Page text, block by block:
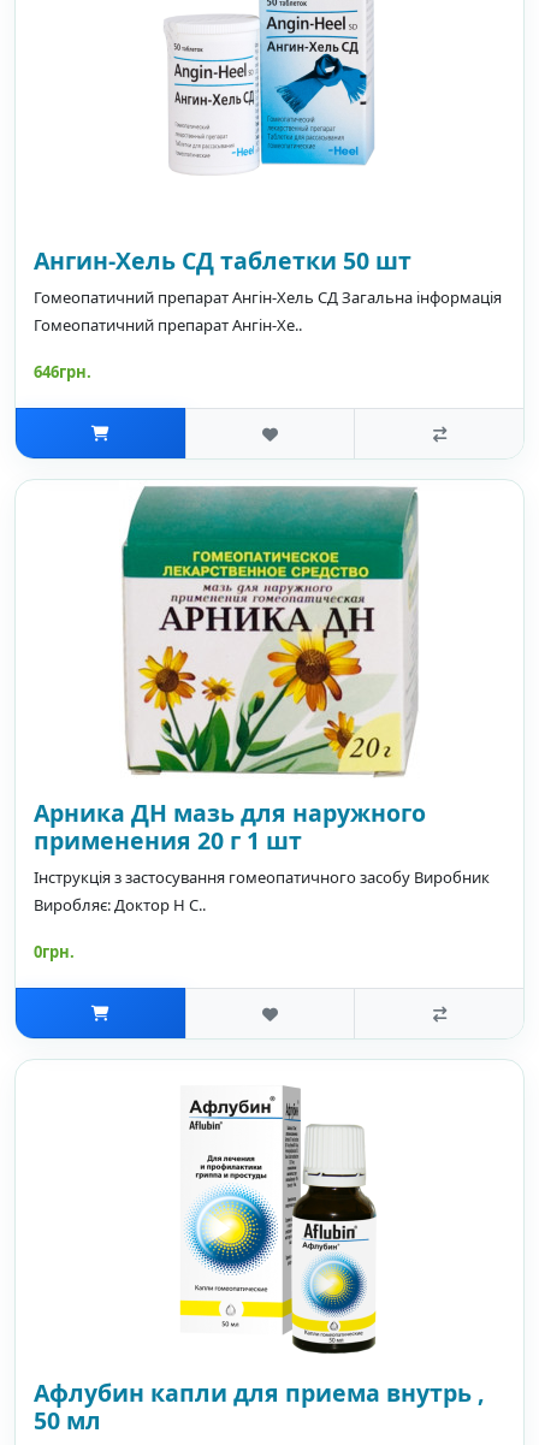
Ангин-Хель СД таблетки 50 шт
Гомеопатичний препарат Ангін-Хель СД Загальна інформація
Гомеопатичний препарат Ангін-Хе..
646грн.
Арника ДН мазь для наружного
применения 20 г 1 шт
Інструкція з застосування гомеопатичного засобу Виробник
Виробляє: Доктор Н С..
0грн.
Афлубин капли для приема внутрь ,
50 мл